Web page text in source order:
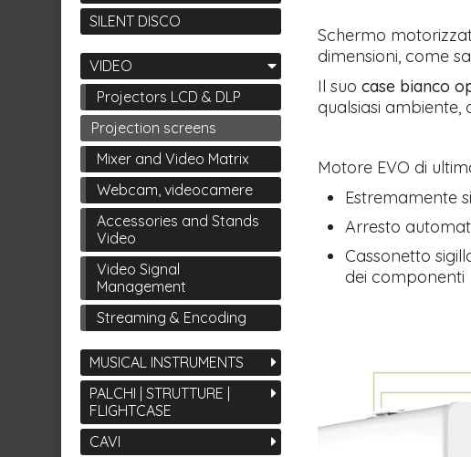
Schermo
dimensioni, come
Il suo case bianco
qualsiasi
Motore EVO di
Estremamente
Arresto
Cassonetto
dei componenti
SILENT DISCO
VIDEO
Projectors LCD & DLP
Projection screens
Mixer and Video Matrix
Webcam, videocamere
Accessories and Stands
Video
Video Signal
Management
Streaming & Encoding
MUSICAL INSTRUMENTS
PALCHI | STRUTTURE |
FLIGHTCASE
CAVI